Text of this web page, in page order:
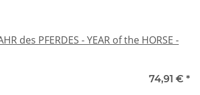
des PFERDES - YEAR of the HORSE -
74,91 € *